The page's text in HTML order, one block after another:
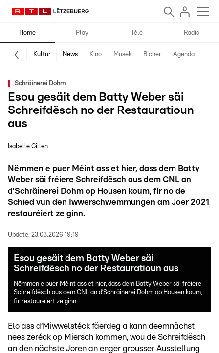
Home Play Télé Radio
Kultur News Kino Musek Bicher Agenda
Schräinerei Dohm
Esou gesäit dem Batty Weber säi
Schreifdësch no der Restauratioun
aus
Isabelle Gillen
Nëmmen e puer Méint ass et hier, dass dem Batty
Weber säi fréiere Schreifdësch aus dem CNL an
d’Schräinerei Dohm op Housen koum, fir no de
Schied vun den Iwwerschwemmungen am Joer 2021
restauréiert ze ginn.
Update: 23.03.2026 19:19
Esou gesäit dem Batty Weber säi
Schreifdësch no der Restauratioun aus
Nëmmen e puer Méint ass et hier, dass dem Batty Weber säi fréiere
Schreifdësch aus dem CNL an d’Schräinerei Dohm op Housen koum,
fir restauréiert ze ginn
Elo ass d‘Miwwelstéck fäerdeg a kann deemnächst
nees zeréck op Miersch kommen, wou de Schreifdësch
an den nächste Joren an enger grousser Ausstellung